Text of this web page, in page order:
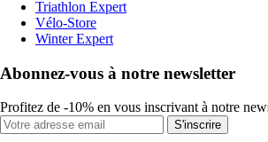
Triathlon Expert
Vélo-Store
Winter Expert
Abonnez-vous à notre newsletter
Profitez de -10% en vous inscrivant à notre
S'inscrire